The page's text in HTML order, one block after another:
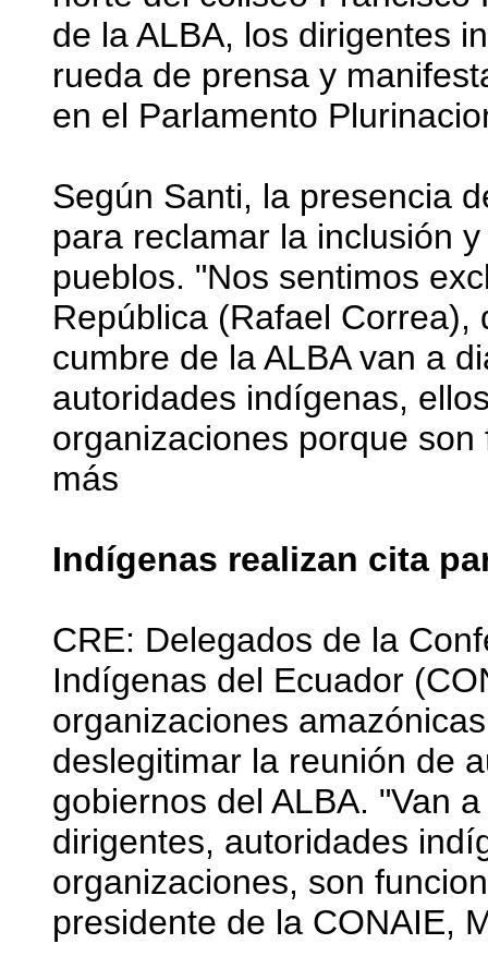
de la ALBA, los dirigentes
rueda de prensa y
en el Parlamento
Según Santi, la presencia
para reclamar la inclusión
pueblos. "Nos sentimos
República (Rafael
cumbre de la ALBA van a
autoridades indígenas,
organizaciones porque
más
Indígenas realizan cita
CRE: Delegados de la
Indígenas del Ecuador
organizaciones
deslegitimar la reunión de
gobiernos del ALBA. "Van
dirigentes, autoridades
organizaciones, son
presidente de la CONAIE,